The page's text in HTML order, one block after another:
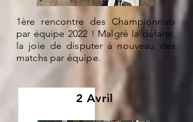
1ère rencontre des Championnats
par équipe 2022 ! Malgré la défaite,
la joie de disputer à nouveau des
matchs par équipe.
2 Avril